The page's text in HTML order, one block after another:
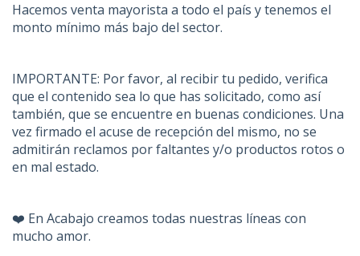
Hacemos venta mayorista a todo el país y tenemos el
monto mínimo más bajo del sector.
IMPORTANTE: Por favor, al recibir tu pedido, verifica
que el contenido sea lo que has solicitado, como así
también, que se encuentre en buenas condiciones. Una
vez firmado el acuse de recepción del mismo, no se
admitirán reclamos por faltantes y/o productos rotos o
en mal estado.
❤️ En Acabajo creamos todas nuestras líneas con
mucho amor.